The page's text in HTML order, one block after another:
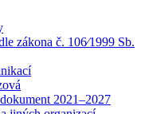
zákona č. 106⁄1999 Sb.
2021–2027